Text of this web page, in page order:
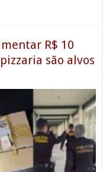
R$ 10
são alvos